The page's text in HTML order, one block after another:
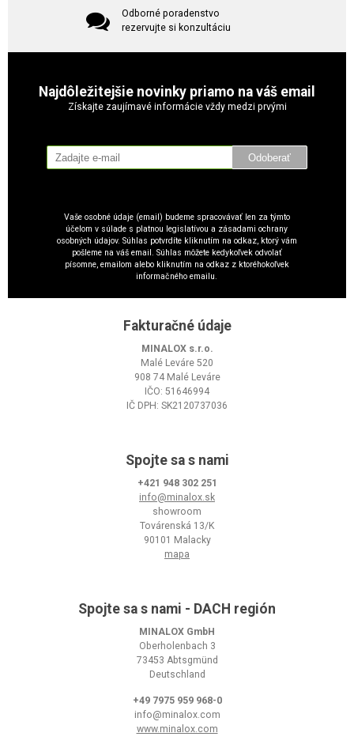
Odborné poradenstvo
rezervujte si konzultáciu
Najdôležitejšie novinky priamo na váš email
Získajte zaujímavé informácie vždy medzi prvými
Odoberať
Vaše osobné údaje (email) budeme spracovávať len za týmto
účelom v súlade s platnou legislatívou a zásadami ochrany
osobných údajov. Súhlas potvrdíte kliknutím na odkaz, ktorý vám
pošleme na váš email. Súhlas môžete kedykoľvek odvolať
písomne, emailom alebo kliknutím na odkaz z ktoréhokoľvek
informačného emailu.
Fakturačné údaje
MINALOX s.r.o.
Malé Leváre 520
908 74 Malé Leváre
IČO: 51646994
IČ DPH: SK2120737036
Spojte sa s nami
+421 948 302 251
info@minalox.sk
showroom
Továrenská 13/K
90101 Malacky
mapa
Spojte sa s nami - DACH región
MINALOX GmbH
Oberholenbach 3
73453 Abtsgmünd
Deutschland
+49 7975 959 968-0
info@minalox.com
www.minalox.com